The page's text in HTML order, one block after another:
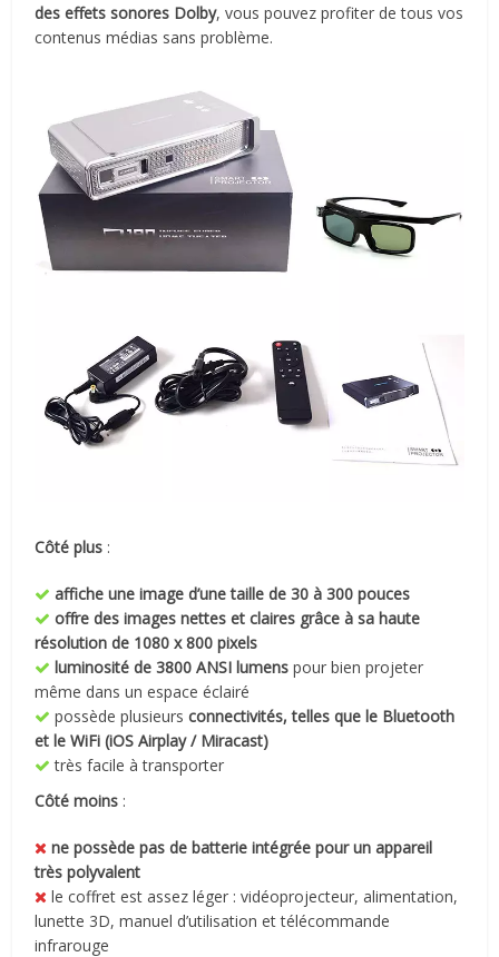
des effets sonores Dolby, vous pouvez profiter de tous vos
contenus médias sans problème.
Côté plus :
affiche une image d’une taille de 30 à 300 pouces
offre des images nettes et claires grâce à sa haute
résolution de 1080 x 800 pixels
luminosité de 3800 ANSI lumens pour bien projeter
même dans un espace éclairé
possède plusieursconnectivités, telles que le Bluetooth
et le WiFi (iOS Airplay / Miracast)
très facile à transporter
Côté moins :
ne possède pas de batterie intégrée pour un appareil
très polyvalent
le coffret est assez léger : vidéoprojecteur, alimentation,
lunette 3D, manuel d’utilisation et télécommande
infrarouge